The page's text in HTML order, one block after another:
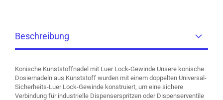
Beschreibung
Konische Kunststoffnadel mit Luer Lock-Gewinde Unsere konische
Dosiernadeln aus Kunststoff wurden mit einem doppelten Universal-
Sicherheits-Luer Lock-Gewinde konstruiert, um eine sichere
Verbindung für industrielle Dispenserspritzen oder Dispenserventile